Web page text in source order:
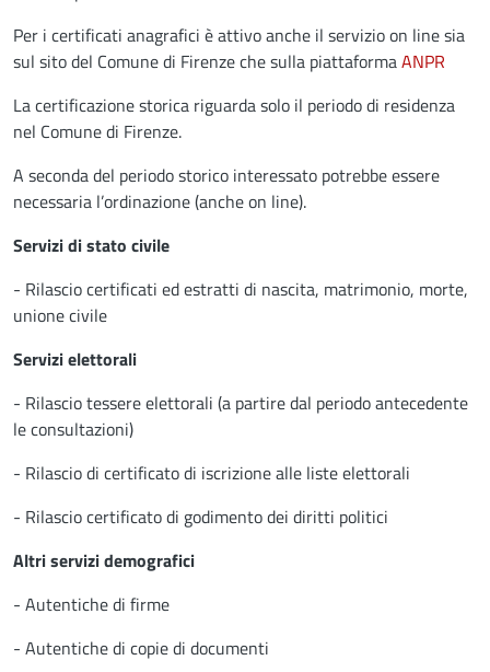
Per i certificati anagrafici è attivo anche il servizio on line sia
sul sito del Comune di Firenze che sulla piattaformaANPR
La certificazione storica riguarda solo il periodo di residenza
nel Comune di Firenze.
A seconda del periodo storico interessato potrebbe essere
necessaria l’ordinazione (anche on line).
Servizi di stato civile
- Rilascio certificati ed estratti di nascita, matrimonio, morte,
unione civile
Servizi elettorali
- Rilascio tessere elettorali (a partire dal periodo antecedente
le consultazioni)
- Rilascio di certificato di iscrizione alle liste elettorali
- Rilascio certificato di godimento dei diritti politici
Altri servizi demografici
- Autentiche di firme
- Autentiche di copie di documenti